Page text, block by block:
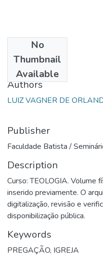
No
Thumbnail
Available
2001
Authors
LUIZ VAGNER DE
Publisher
Faculdade Batista /
Description
Curso: TEOLOGIA. Volume
inserido previamente. O
digitalização, revisão e
disponibilização pública.
Keywords
PREGAÇÃO, IGREJA